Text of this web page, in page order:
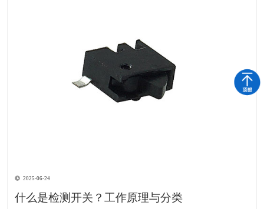
2025-06-24
什么是检测开关？工作原理与分类